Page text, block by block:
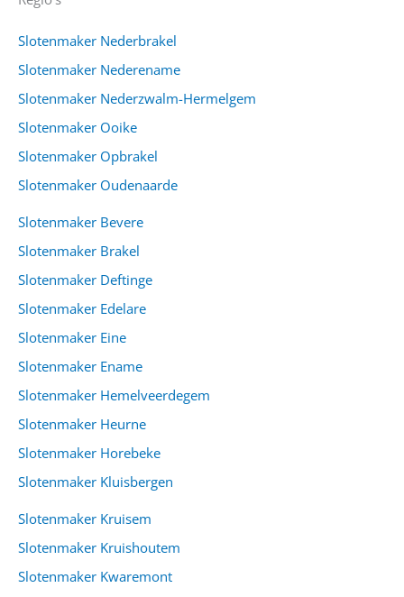
Slotenmaker Nederbrakel
Slotenmaker Nederename
Slotenmaker Nederzwalm-Hermelgem
Slotenmaker Ooike
Slotenmaker Opbrakel
Slotenmaker Oudenaarde
Slotenmaker Bevere
Slotenmaker Brakel
Slotenmaker Deftinge
Slotenmaker Edelare
Slotenmaker Eine
Slotenmaker Ename
Slotenmaker Hemelveerdegem
Slotenmaker Heurne
Slotenmaker Horebeke
Slotenmaker Kluisbergen
Slotenmaker Kruisem
Slotenmaker Kruishoutem
Slotenmaker Kwaremont